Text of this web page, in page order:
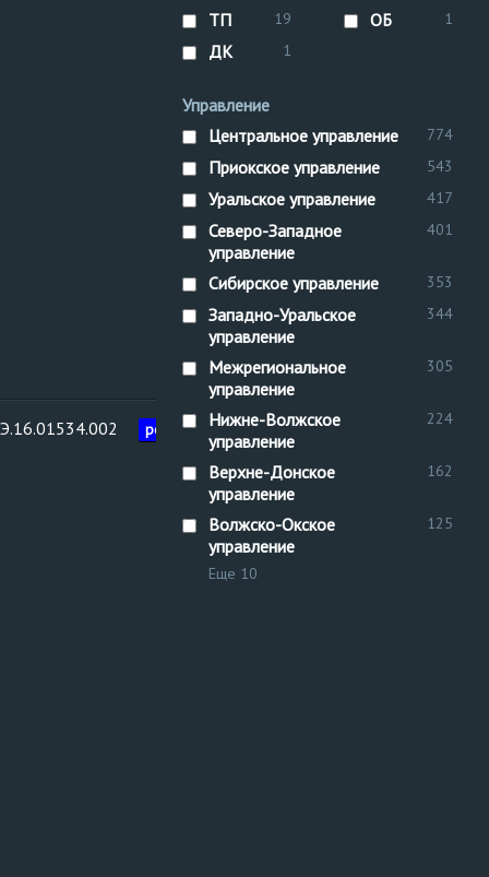
рег. № Воздухосборник
ТП 19 ОБ 1
ДК 1
Управление
Центральное управление
774
Приокское управление 543
Уральское управление 417
Северо-Западное
управление
401
Сибирское управление 353
Западно-Уральское
управление
344
Межрегиональное
управление
305
Нижне-Волжское
управление
224
Верхне-Донское
управление
162
Волжско-Окское
управление
125
Еще 10